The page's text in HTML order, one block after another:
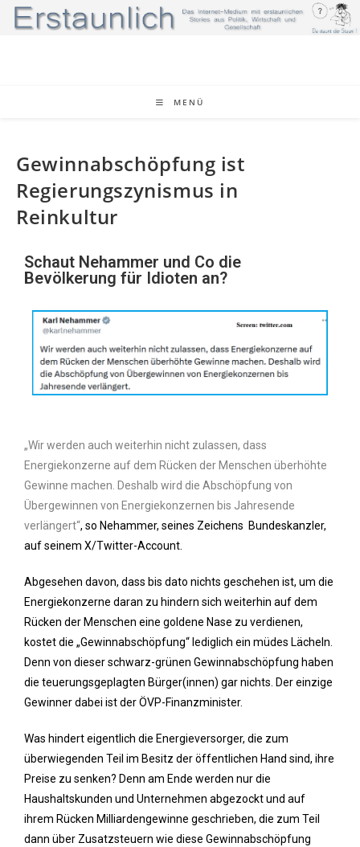
MENÜ
Gewinnabschöpfung ist
Regierungszynismus in
Reinkultur
Schaut Nehammer und Co die
Bevölkerung für Idioten an?
„Wir werden auch weiterhin nicht zulassen, dass
Energiekonzerne auf dem Rücken der Menschen überhöhte
Gewinne machen. Deshalb wird die Abschöpfung von
Übergewinnen von Energiekonzernen bis Jahresende
verlängert“, so Nehammer, seines Zeichens Bundeskanzler,
auf seinem X/Twitter-Account.
Abgesehen davon, dass bis dato nichts geschehen ist, um die
Energiekonzerne daran zu hindern sich weiterhin auf dem
Rücken der Menschen eine goldene Nase zu verdienen,
kostet die „Gewinnabschöpfung“ lediglich ein müdes Lächeln.
Denn von dieser schwarz-grünen Gewinnabschöpfung haben
die teuerungsgeplagten Bürger(innen) gar nichts. Der einzige
Gewinner dabei ist der ÖVP-Finanzminister.
Was hindert eigentlich die Energieversorger, die zum
überwiegenden Teil im Besitz der öffentlichen Hand sind, ihre
Preise zu senken? Denn am Ende werden nur die
Haushaltskunden und Unternehmen abgezockt und auf
ihrem Rücken Milliardengewinne geschrieben, die zum Teil
dann über Zusatzsteuern wie diese Gewinnabschöpfung